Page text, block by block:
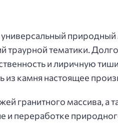
универсальный
траурной тематики.
и лиричную
из камня настоящее
гранитного массива, а
и переработке